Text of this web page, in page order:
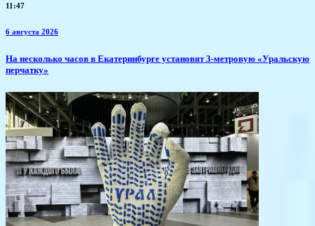
11:47
6 августа 2026
​На несколько часов в Екатеринбурге установят 3-метровую «Уральскую
перчатку»